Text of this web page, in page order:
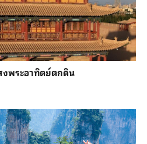
งพระอาทิตย์ตกดิน